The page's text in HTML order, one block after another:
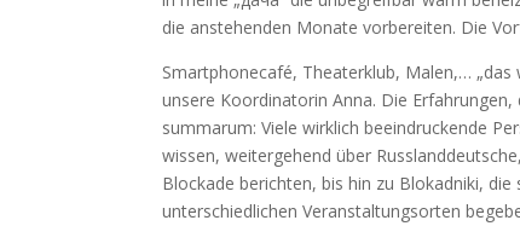
die anstehenden Monate vorbereiten. Die
Smartphonecafé, Theaterklub, Malen,…
unsere Koordinatorin Anna. Die
summarum: Viele wirklich beeindruckende
wissen, weitergehend über
Blockade berichten, bis hin zu Blokadniki,
unterschiedlichen Veranstaltungsorten